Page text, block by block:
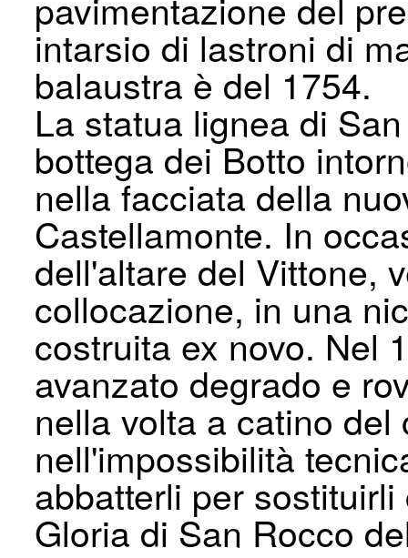
intarsio di lastroni di
balaustra è del 1754.
La statua lignea di
bottega dei Botto
nella facciata della
Castellamonte. In
dell'altare del Vittone,
collocazione, in una
costruita ex novo. Nel
avanzato degrado e
nella volta a catino
nell'impossibilità
abbatterli per
Gloria di San Rocco